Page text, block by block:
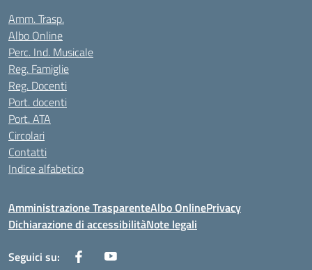
Amm. Trasp.
Albo Online
Perc. Ind. Musicale
Reg. Famiglie
Reg. Docenti
Port. docenti
Port. ATA
Circolari
Contatti
Indice alfabetico
Amministrazione TrasparenteAlbo OnlinePrivacy
Dichiarazione di accessibilitàNote legali
Seguici su: